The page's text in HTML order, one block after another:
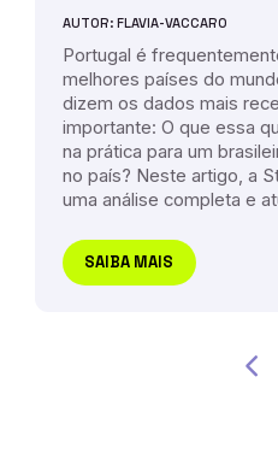
AUTOR: FLAVIA-VACCARO
Portugal é
melhores países do
dizem os dados mais
importante: O que essa
na prática para um
no país? Neste artigo, a
uma análise completa e
SAIBA MAIS